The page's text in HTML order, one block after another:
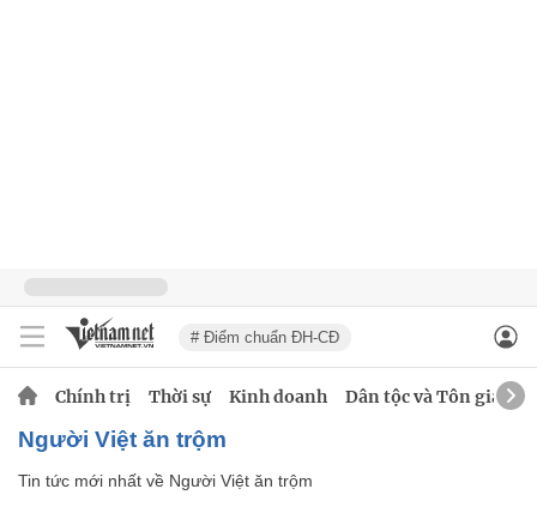
# Điểm chuẩn ĐH-CĐ
Chính trị Thời sự Kinh doanh Dân tộc và Tôn giáo
Người Việt ăn trộm
Tin tức mới nhất về Người Việt ăn trộm